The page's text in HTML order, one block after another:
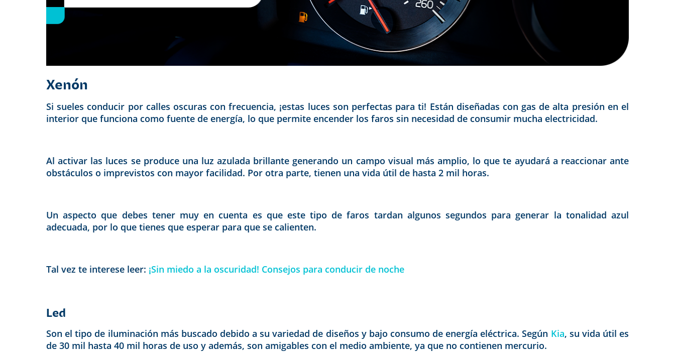
Xenón
Si sueles conducir por calles oscuras con frecuencia, ¡estas luces son perfectas para ti! Están diseñadas con gas de alta presión en el
interior que funciona como fuente de energía, lo que permite encender los faros sin necesidad de consumir mucha electricidad.
Al activar las luces se produce una luz azulada brillante generando un campo visual más amplio, lo que te ayudará a reaccionar ante
obstáculos o imprevistos con mayor facilidad. Por otra parte, tienen una vida útil de hasta 2 mil horas.
Un aspecto que debes tener muy en cuenta es que este tipo de faros tardan algunos segundos para generar la tonalidad azul
adecuada, por lo que tienes que esperar para que se calienten.
Tal vez te interese leer: ¡Sin miedo a la oscuridad! Consejos para conducir de noche
Led
Son el tipo de iluminación más buscado debido a su variedad de diseños y bajo consumo de energía eléctrica. Según Kia, su vida útil es
de 30 mil hasta 40 mil horas de uso y además, son amigables con el medio ambiente, ya que no contienen mercurio.